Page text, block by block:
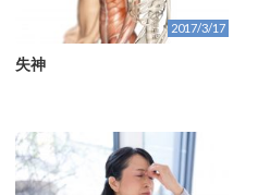
2017/3/17
失神